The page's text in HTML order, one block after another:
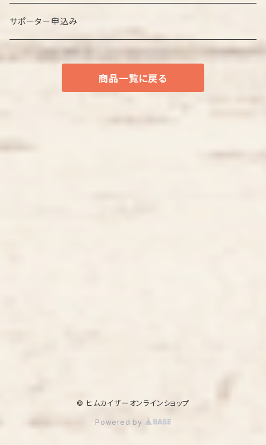
サポーター申込み
商品一覧に戻る
© ヒムカイザーオンラインショップ
Powered by